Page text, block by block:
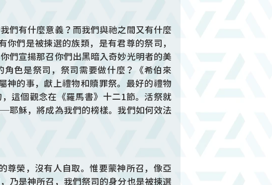
們有什麼意義？而我們與祂之間又有什麼
們是被揀選的族類，是有君尊的祭司，
們宣揚那召你們出黑暗入奇妙光明者的美
色是祭司，祭司需要做什麼？《希伯來
神的事，獻上禮物和贖罪祭。最好的禮物
這個觀念在《羅馬書》十二1節。活祭就
穌，將成為我們的榜樣。我們如何效法
尊榮，沒有人自取。惟要蒙神所召，像亞
乃是神所召，我們祭司的身分也是被揀選